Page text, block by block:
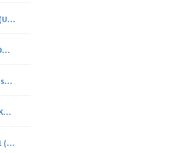
HaeElaimenPolveutumistiedot.v1 (UNKNOWN)
TalletaSiirtoTapahtuma.v1 (UNKNOWN)
HaeElaintenpitajanKytketytTilapaisMerkit.v1 (UNKNOWN)
TalletaPoikimisTapahtuma.v1 (UNKNOWN)
HaeElaimenHaltijanTapahtumat.v1 (UNKNOWN)